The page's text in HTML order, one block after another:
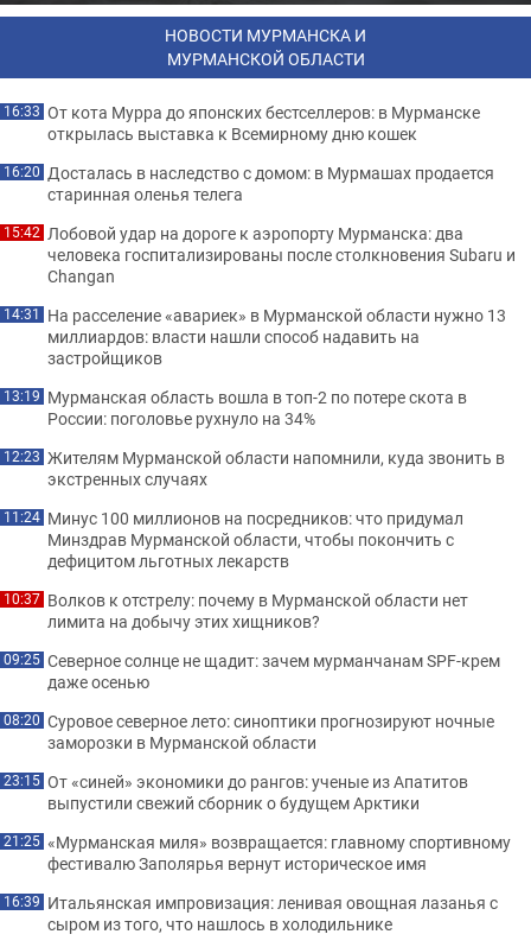
НОВОСТИ МУРМАНСКА И
МУРМАНСКОЙ ОБЛАСТИ
16:33 От кота Мурра до японских бестселлеров: в Мурманске
открылась выставка к Всемирному дню кошек
16:20 Досталась в наследство с домом: в Мурмашах продается
старинная оленья телега
15:42 Лобовой удар на дороге к аэропорту Мурманска: два
человека госпитализированы после столкновения Subaru и
Changan
14:31 На расселение «авариек» в Мурманской области нужно 13
миллиардов: власти нашли способ надавить на
застройщиков
13:19 Мурманская область вошла в топ-2 по потере скота в
России: поголовье рухнуло на 34%
12:23 Жителям Мурманской области напомнили, куда звонить в
экстренных случаях
11:24 Минус 100 миллионов на посредников: что придумал
Минздрав Мурманской области, чтобы покончить с
дефицитом льготных лекарств
10:37 Волков к отстрелу: почему в Мурманской области нет
лимита на добычу этих хищников?
09:25 Северное солнце не щадит: зачем мурманчанам SPF-крем
даже осенью
08:20 Суровое северное лето: синоптики прогнозируют ночные
заморозки в Мурманской области
23:15 От «синей» экономики до рангов: ученые из Апатитов
выпустили свежий сборник о будущем Арктики
21:25 «Мурманская миля» возвращается: главному спортивному
фестивалю Заполярья вернут историческое имя
16:39 Итальянская импровизация: ленивая овощная лазанья с
сыром из того, что нашлось в холодильнике